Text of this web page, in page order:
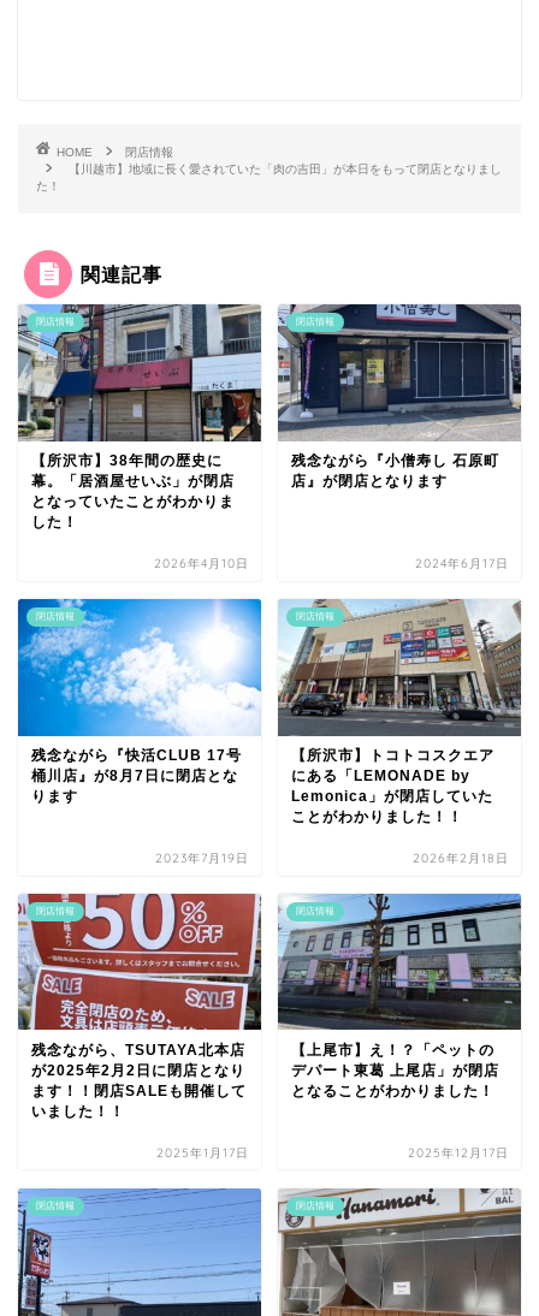
HOME
閉店情報
【川越市】地域に長く愛されていた「肉の吉田」が本日をもって閉店となりまし
た！
関連記事
閉店情報
【所沢市】38年間の歴史に
幕。「居酒屋せいぶ」が閉店
となっていたことがわかりま
した！
2026年4月10日
閉店情報
残念ながら『小僧寿し 石原町
店』が閉店となります
2024年6月17日
閉店情報
残念ながら『快活CLUB 17号
桶川店』が8月7日に閉店とな
ります
2023年7月19日
閉店情報
【所沢市】トコトコスクエア
にある「LEMONADE by
Lemonica」が閉店していた
ことがわかりました！！
2026年2月18日
閉店情報
残念ながら、TSUTAYA北本店
が2025年2月2日に閉店となり
ます！！閉店SALEも開催して
いました！！
2025年1月17日
閉店情報
【上尾市】え！？「ペットの
デパート東葛 上尾店」が閉店
となることがわかりました！
2025年12月17日
閉店情報 閉店情報